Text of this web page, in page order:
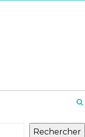
Rechercher